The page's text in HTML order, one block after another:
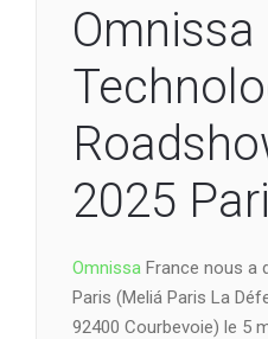
Omnissa
2025
Omnissa France nous a
Paris (Meliá Paris La
92400 Courbevoie) le 5